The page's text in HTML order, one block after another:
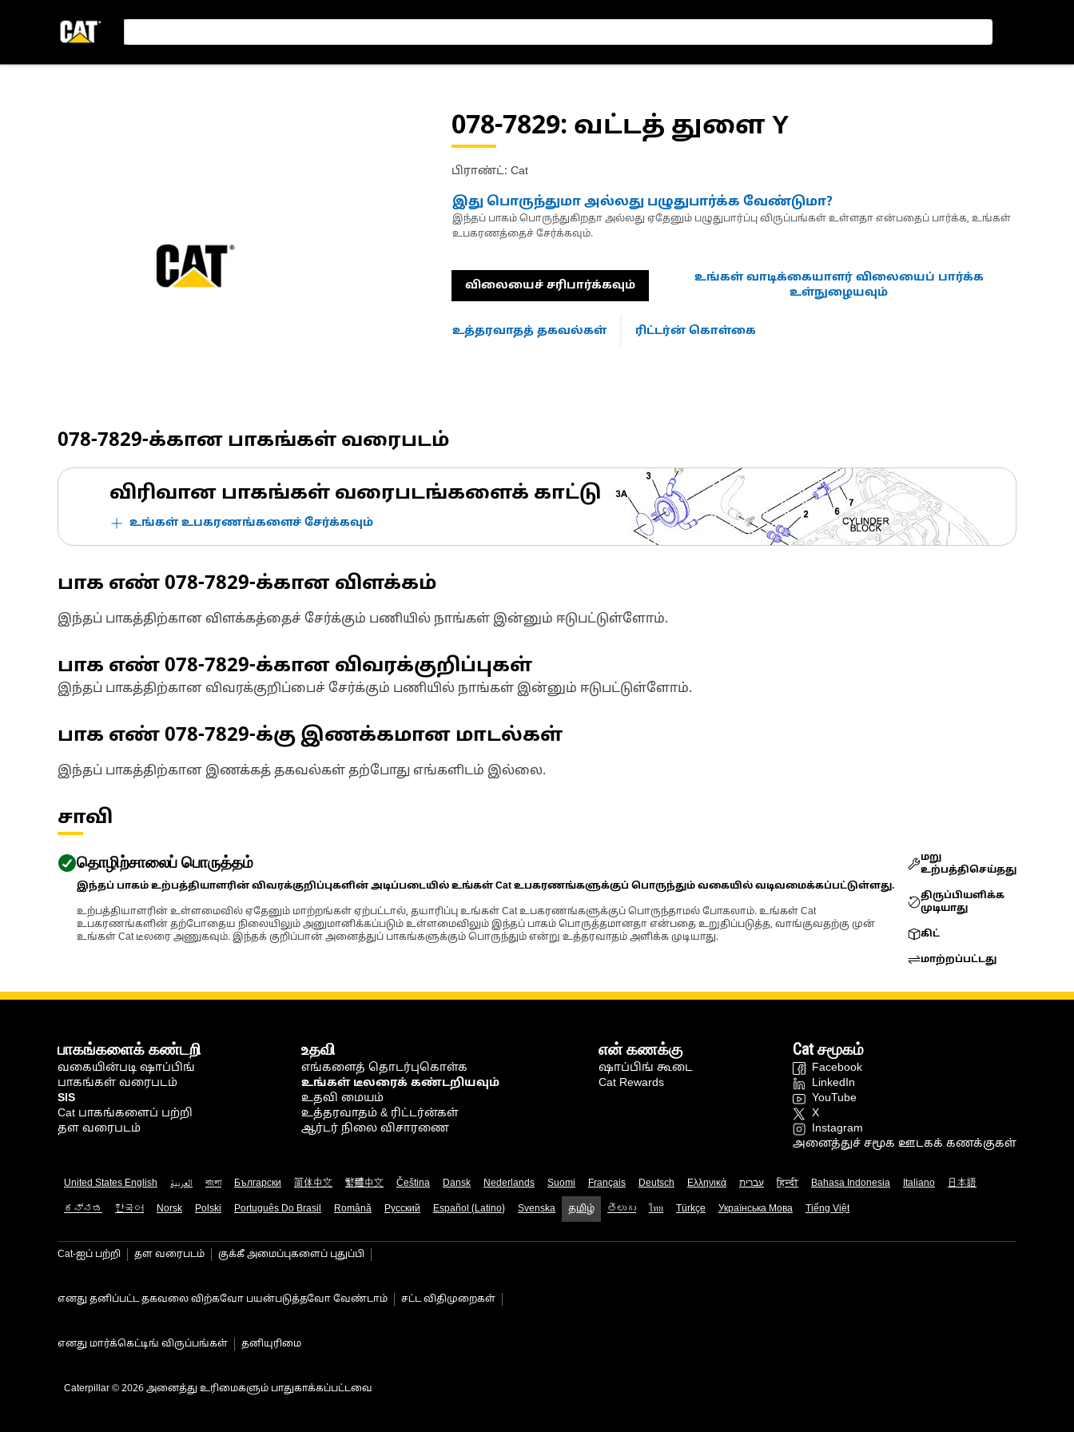
078-7829: வட்டத் துளை Y
பிராண்ட்: Cat
இது பொருந்துமா அல்லது பழுதுபார்க்க வேண்டுமா?
இந்தப் பாகம் பொருந்துகிறதா அல்லது ஏதேனும் பழுதுபார்ப்பு விருப்பங்கள் உள்ளதா என்பதைப் பார்க்க, உங்கள்
உபகரணத்தைச் சேர்க்கவும்.
விலையைச் சரிபார்க்கவும்
உங்கள் வாடிக்கையாளர் விலையைப் பார்க்க
உள்நுழையவும்
உத்தரவாதத் தகவல்கள் ரிட்டர்ன் கொள்கை
078-7829-க்கான பாகங்கள் வரைபடம்
விரிவான பாகங்கள் வரைபடங்களைக் காட்டு
உங்கள் உபகரணங்களைச் சேர்க்கவும்
பாக எண் 078-7829-க்கான விளக்கம்
இந்தப் பாகத்திற்கான விளக்கத்தைச் சேர்க்கும் பணியில் நாங்கள் இன்னும் ஈடுபட்டுள்ளோம்.
பாக எண் 078-7829-க்கான விவரக்குறிப்புகள்
இந்தப் பாகத்திற்கான விவரக்குறிப்பைச் சேர்க்கும் பணியில் நாங்கள் இன்னும் ஈடுபட்டுள்ளோம்.
பாக எண் 078-7829-க்கு இணக்கமான மாடல்கள்
இந்தப் பாகத்திற்கான இணக்கத் தகவல்கள் தற்போது எங்களிடம் இல்லை.
சாவி
தொழிற்சாலைப் பொருத்தம்
இந்தப் பாகம் உற்பத்தியாளரின் விவரக்குறிப்புகளின் அடிப்படையில் உங்கள் Cat உபகரணங்களுக்குப் பொருந்தும் வகையில் வடிவமைக்கப்பட்டுள்ளது.
உற்பத்தியாளரின் உள்ளமைவில் ஏதேனும் மாற்றங்கள் ஏற்பட்டால், தயாரிப்பு உங்கள் Cat உபகரணங்களுக்குப் பொருந்தாமல் போகலாம். உங்கள் Cat
உபகரணங்களின் தற்போதைய நிலையிலும் அனுமானிக்கப்படும் உள்ளமைவிலும் இந்தப் பாகம் பொருத்தமானதா என்பதை உறுதிப்படுத்த, வாங்குவதற்கு முன்
உங்கள் Cat டீலரை அணுகவும். இந்தக் குறிப்பான் அனைத்துப் பாகங்களுக்கும் பொருந்தும் என்று உத்தரவாதம் அளிக்க முடியாது.
மறு
உற்பத்திசெய்தது
திருப்பியளிக்க
முடியாது
கிட்
மாற்றப்பட்டது
பாகங்களைக் கண்டறி
வகையின்படி ஷாப்பிங்
பாகங்கள் வரைபடம்
SIS
Cat பாகங்களைப் பற்றி
தள வரைபடம்
உதவி
எங்களைத் தொடர்புகொள்க
உங்கள் டீலரைக் கண்டறியவும்
உதவி மையம்
உத்தரவாதம் & ரிட்டர்ன்கள்
ஆர்டர் நிலை விசாரணை
என் கணக்கு
ஷாப்பிங் கூடை
Cat Rewards
Cat சமூகம்
Facebook
LinkedIn
YouTube
X
Instagram
அனைத்துச் சமூக ஊடகக் கணக்குகள்
United States English العربية বাংলা Български 简体中文 繁體中文 Čeština Dansk Nederlands Suomi Français Deutsch Ελληνικά עברית हिन्दी Bahasa Indonesia Italiano 日本語
ಕನ್ನಡ 한국어 Norsk Polski Português Do Brasil Română Русский Español (Latino) Svenska தமிழ் తెలుగు ไทย Türkçe Українська Мова Tiếng Việt
Cat-ஐப் பற்றி தள வரைபடம் குக்கீ அமைப்புகளைப் புதுப்பி
எனது தனிப்பட்ட தகவலை விற்கவோ பயன்படுத்தவோ வேண்டாம் சட்ட விதிமுறைகள்
எனது மார்க்கெட்டிங் விருப்பங்கள் தனியுரிமை
Caterpillar © 2026 அனைத்து உரிமைகளும் பாதுகாக்கப்பட்டவை